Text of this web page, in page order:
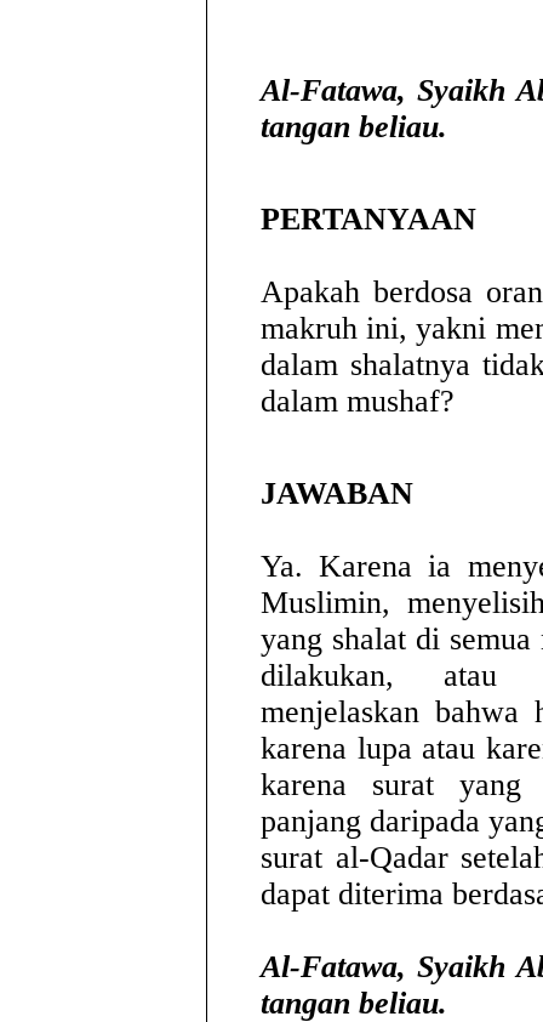
Al-Fatawa, Syaikh
tangan beliau.
PERTANYAAN
Apakah berdosa
makruh ini, yakni
dalam shalatnya
dalam mushaf?
JAWABAN
Ya. Karena ia
Muslimin,
yang shalat di
dilakukan, atau
menjelaskan
karena lupa atau
karena surat yang
panjang daripada
surat al-Qadar
dapat diterima
Al-Fatawa, Syaikh
tangan beliau.